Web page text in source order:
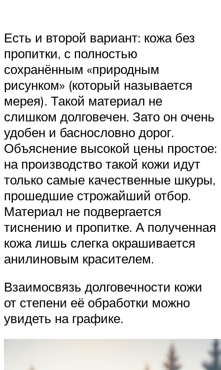
Есть и второй вариант: кожа без
пропитки, с полностью
сохранённым «природным
рисунком» (который называется
мерея). Такой материал не
слишком долговечен. Зато он очень
удобен и баснословно дорог.
Объяснение высокой цены простое:
на производство такой кожи идут
только самые качественные шкуры,
прошедшие строжайший отбор.
Материал не подвергается
тиснению и пропитке. А полученная
кожа лишь слегка окрашивается
анилиновым красителем.
Взаимосвязь долговечности кожи
от степени её обработки можно
увидеть на графике.